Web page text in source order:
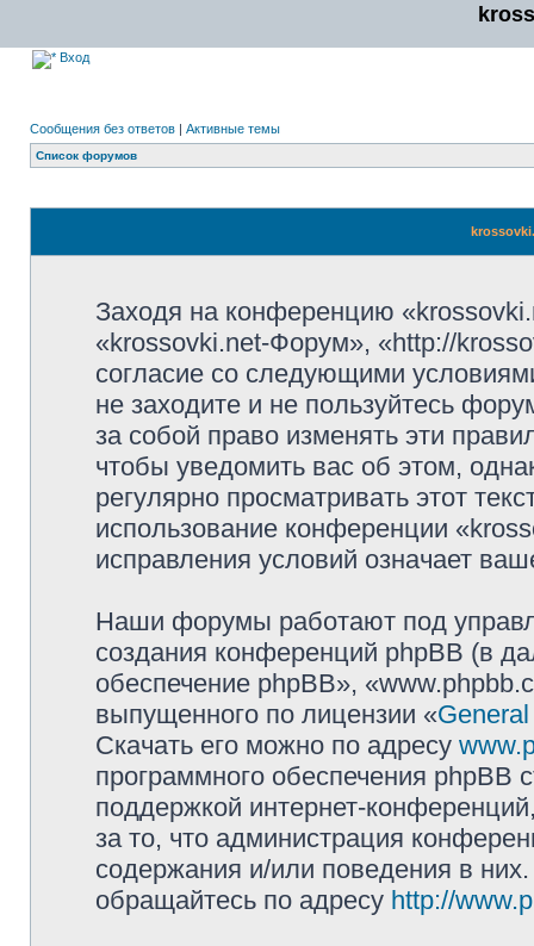
Вход
Сообщения без ответов | Активные темы
Список форумов
Заходя на конференцию
«krossovki.net-Форум», «http://
согласие со следующими
не заходите и не пользуйтесь
за собой право изменять эти
чтобы уведомить вас об этом,
регулярно просматривать этот
использование конференции
исправления условий означает
Наши форумы работают под
создания конференций phpBB (в
обеспечение phpBB»,
выпущенного по лицензии «
Скачать его можно по адресу
программного обеспечения phpBB
поддержкой интернет-
за то, что администрация
содержания и/или поведения в
обращайтесь по адресу http://